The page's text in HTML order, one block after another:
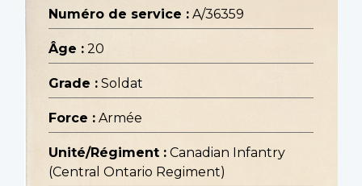
Numéro de service : A/36359
Âge : 20
Grade : Soldat
Force : Armée
Unité/Régiment : Canadian Infantry
(Central Ontario Regiment)